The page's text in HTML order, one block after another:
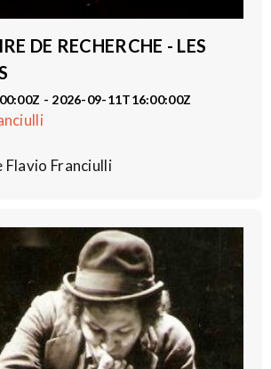
DE RECHERCHE - LES
- 2026-09-11T16:00:00Z
Franciulli